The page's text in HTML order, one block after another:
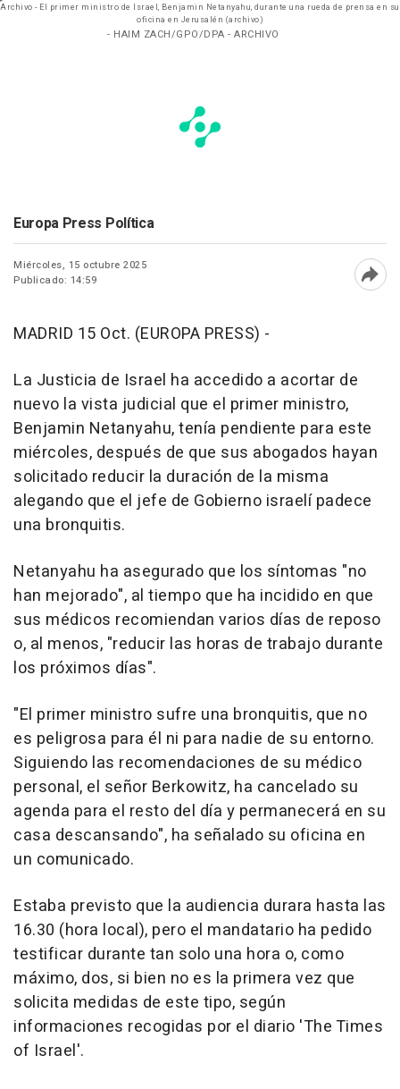
Archivo - El primer ministro de Israel, Benjamin Netanyahu, durante una rueda de prensa en su
oficina en Jerusalén (archivo)
- HAIM ZACH/GPO/DPA - ARCHIVO
Europa Press Política
Miércoles, 15 octubre 2025
Publicado: 14:59
MADRID 15 Oct. (EUROPA PRESS) -
La Justicia de Israel ha accedido a acortar de
nuevo la vista judicial que el primer ministro,
Benjamin Netanyahu, tenía pendiente para este
miércoles, después de que sus abogados hayan
solicitado reducir la duración de la misma
alegando que el jefe de Gobierno israelí padece
una bronquitis.
Netanyahu ha asegurado que los síntomas "no
han mejorado", al tiempo que ha incidido en que
sus médicos recomiendan varios días de reposo
o, al menos, "reducir las horas de trabajo durante
los próximos días".
"El primer ministro sufre una bronquitis, que no
es peligrosa para él ni para nadie de su entorno.
Siguiendo las recomendaciones de su médico
personal, el señor Berkowitz, ha cancelado su
agenda para el resto del día y permanecerá en su
casa descansando", ha señalado su oficina en
un comunicado.
Estaba previsto que la audiencia durara hasta las
16.30 (hora local), pero el mandatario ha pedido
testificar durante tan solo una hora o, como
máximo, dos, si bien no es la primera vez que
solicita medidas de este tipo, según
informaciones recogidas por el diario 'The Times
of Israel'.